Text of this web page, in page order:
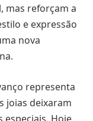
mas reforçam a
e expressão
nova
representa
joias deixaram